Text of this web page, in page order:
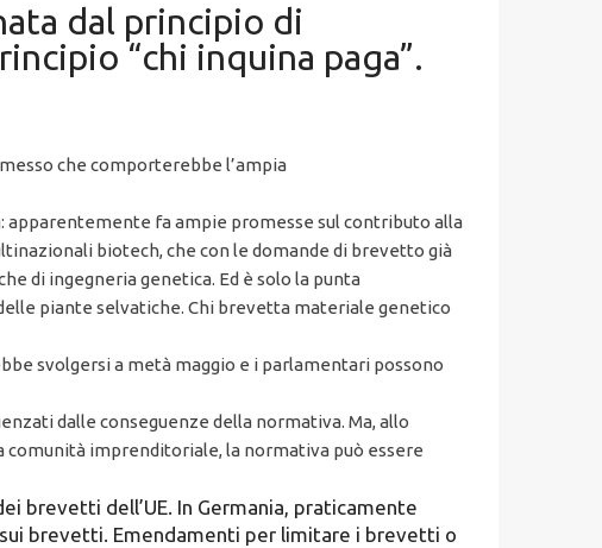
dal principio di
“chi inquina paga”.
che comporterebbe l’ampia
apparentemente fa ampie promesse sul contributo alla
biotech, che con le domande di brevetto già
di ingegneria genetica. Ed è solo la punta
piante selvatiche. Chi brevetta materiale genetico
svolgersi a metà maggio e i parlamentari possono
dalle conseguenze della normativa. Ma, allo
imprenditoriale, la normativa può essere
brevetti dell’UE. In Germania, praticamente
brevetti. Emendamenti per limitare i brevetti o